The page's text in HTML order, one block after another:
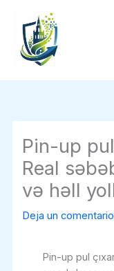
contenido
Pin-up
Real
və həll
Deja un comentario
Pin-up pul